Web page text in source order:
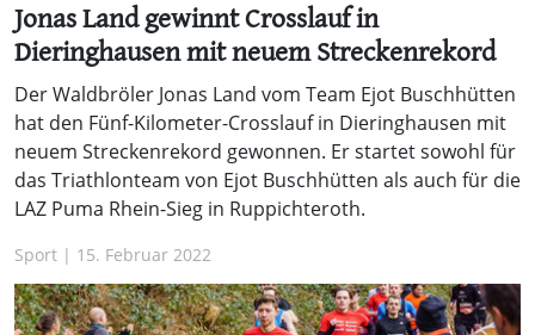
Jonas Land gewinnt Crosslauf in
Dieringhausen mit neuem Streckenrekord
Der Waldbröler Jonas Land vom Team Ejot Buschhütten
hat den Fünf-Kilometer-Crosslauf in Dieringhausen mit
neuem Streckenrekord gewonnen. Er startet sowohl für
das Triathlonteam von Ejot Buschhütten als auch für die
LAZ Puma Rhein-Sieg in Ruppichteroth.
Sport | 15. Februar 2022